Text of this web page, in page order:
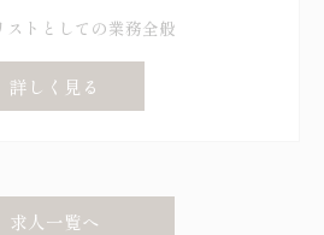
ストとしての業務全般
詳しく見る
求人一覧へ